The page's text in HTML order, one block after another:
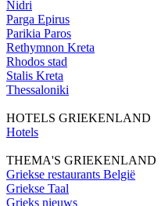
Nidri
Parga Epirus
Parikia Paros
Rethymnon Kreta
Rhodos stad
Stalis Kreta
Thessaloniki
HOTELS GRIEKENLAND
Hotels
THEMA'S GRIEKENLAND
Griekse restaurants België
Griekse Taal
Grieks nieuws